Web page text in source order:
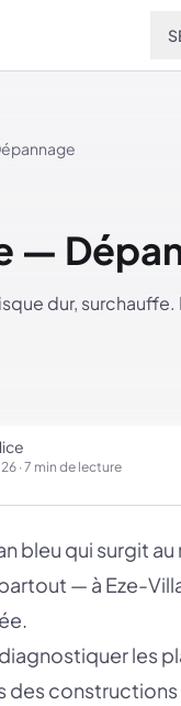
—
dur,
· 7 min de lecture
bleu qui surgit
— à Eze-
les